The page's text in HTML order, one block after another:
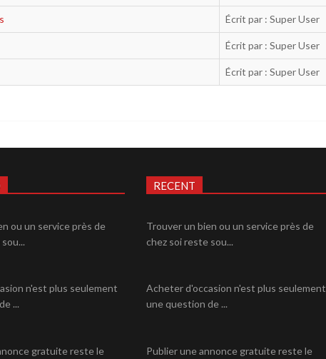
Écrit par : Super User
Écrit par : Super User
Écrit par : Super User
ou un service près de
n'est plus seulement
...
gratuite reste le
RECENT
Trouver un bien ou un service près de
chez soi reste sou...
Acheter d'occasion n'est plus seulement
une question de ...
Publier une annonce gratuite reste le